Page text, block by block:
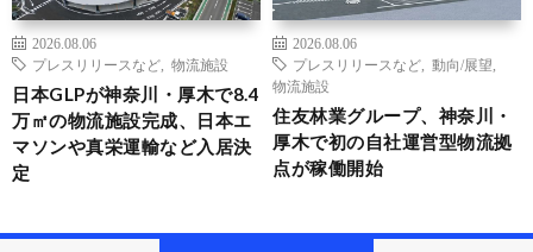
2026.08.06
プレスリリースなど
物流施設
日本GLPが神奈川・厚木で8.4
万㎡の物流施設完成、日本エ
マソンや真栄運輸など入居決
定
2026.08.06
プレスリリースなど
動向/展望
物流施設
住友林業グループ、神奈川・
厚木で初の自社運営型物流拠
点が稼働開始